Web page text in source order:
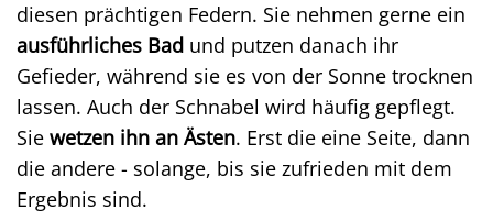
diesen prächtigen Federn. Sie nehmen gerne ein
ausführliches Bad und putzen danach ihr
Gefieder, während sie es von der Sonne trocknen
lassen. Auch der Schnabel wird häufig gepflegt.
Sie wetzen ihn an Ästen. Erst die eine Seite, dann
die andere - solange, bis sie zufrieden mit dem
Ergebnis sind.